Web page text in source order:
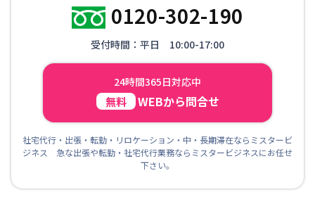
0120-302-190
受付時間：平日 10:00-17:00
24時間365日対応中
無料 WEBから問合せ
社宅代行・出張・転勤・リロケーション・中・長期滞在ならミスタービ
ジネス 急な出張や転勤・社宅代行業務ならミスタービジネスにお任せ
下さい。